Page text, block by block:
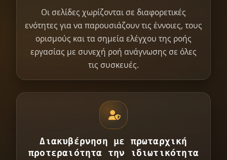
Οι σελίδες χωρίζονται σε διαφορετικές
ενότητες για να παρουσιάζουν τις έννοιες, τους
ορισμούς και τα σημεία ελέγχου της ροής
εργασίας με συνεχή ροή ανάγνωσης σε όλες
τις συσκευές.
Διακυβέρνηση με πρωταρχική
προτεραιότητα την ιδιωτικότητα